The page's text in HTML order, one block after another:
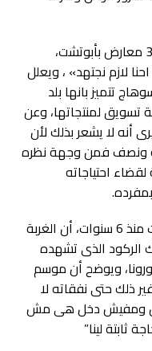
قال عصام محمود، مسئول عن ادارة 3 معارض بأبوتشت،
لازم نجتهد» ، ويعلل
تتميز بانها بلد
تسويق لمنتجاتها، وعن
أنه لا يشعر بذلك لأن
ونصف فمن وجهة نظره
احتياجاته
ويؤكد حسن ضيف الله، يعمل بأبوتشت منذ 6 سنوات، أن الغربة
الركود الذى تشهده
ويوضح أن موسم
ذلك حتى نفقاته لا
ومفيش دخل هى مش
لينا”